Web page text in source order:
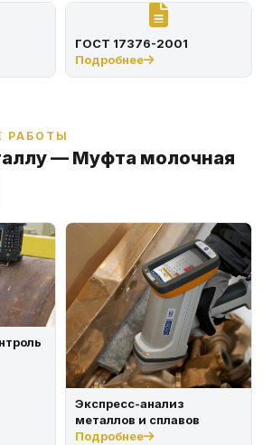
ГОСТ 17376-2001
Подробнее
РАБОТЫ
— Муфта молочная
Экспресс-анализ
металлов и сплавов
Подробнее